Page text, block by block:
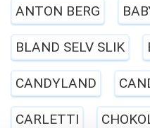
ANTON BERG
BLAND SELV SLIK
CANDYLAND
CARLETTI